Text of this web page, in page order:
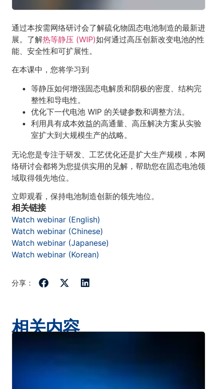
通过本按需网络研讨会了解硫化物固态电池制造的最新进
展。了解热等静压 (WIP)如何通过高压创新改变电池的性
能、安全性和可扩展性。
在本课中，您将学习到
等静压如何增强固态电解质和阴极的密度、结构完
整性和导电性。
优化下一代电池 WIP 的关键参数和调整方法。
利用具有成本效益的高通量、高压解决方案从实验
室扩大到大规模生产的战略。
无论您是专注于研发、工艺优化还是扩大生产规模，本网
络研讨会都将为您提供实用的见解，帮助您在固态电池领
域取得领先地位。
立即观看，保持电池制造创新的领先地位。
相关链接
Watch webinar (English)
Watch webinar (Chinese)
Watch webinar (Japanese)
Watch webinar (Korean)
分享：
相关内容